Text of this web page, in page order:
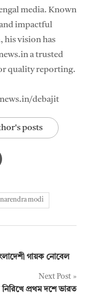
media. Known
impactful
his vision has
a trusted
quality reporting.
debajit
posts
narendra modi
গায়ক নোবেল
Next Post
নিরিখে প্রথম দশে ভারত